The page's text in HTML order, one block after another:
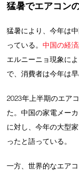
猛暑でエアコン
猛暑により、今年は
っている。中国の経
エルニーニョ現象に
で、消費者は今年は
2023年上半期のエア
た。中国の家電メー
に対し、今年の大型
ったと語っている。
一方、世界的なエア